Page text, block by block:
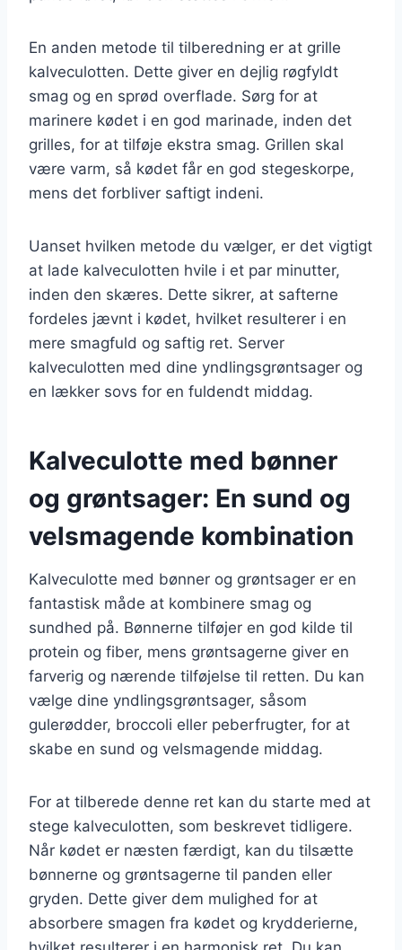
En anden metode til tilberedning er at grille
kalveculotten. Dette giver en dejlig røgfyldt
smag og en sprød overflade. Sørg for at
marinere kødet i en god marinade, inden det
grilles, for at tilføje ekstra smag. Grillen skal
være varm, så kødet får en god stegeskorpe,
mens det forbliver saftigt indeni.
Uanset hvilken metode du vælger, er det vigtigt
at lade kalveculotten hvile i et par minutter,
inden den skæres. Dette sikrer, at safterne
fordeles jævnt i kødet, hvilket resulterer i en
mere smagfuld og saftig ret. Server
kalveculotten med dine yndlingsgrøntsager og
en lækker sovs for en fuldendt middag.
Kalveculotte med bønner
og grøntsager: En sund og
velsmagende kombination
Kalveculotte med bønner og grøntsager er en
fantastisk måde at kombinere smag og
sundhed på. Bønnerne tilføjer en god kilde til
protein og fiber, mens grøntsagerne giver en
farverig og nærende tilføjelse til retten. Du kan
vælge dine yndlingsgrøntsager, såsom
gulerødder, broccoli eller peberfrugter, for at
skabe en sund og velsmagende middag.
For at tilberede denne ret kan du starte med at
stege kalveculotten, som beskrevet tidligere.
Når kødet er næsten færdigt, kan du tilsætte
bønnerne og grøntsagerne til panden eller
gryden. Dette giver dem mulighed for at
absorbere smagen fra kødet og krydderierne,